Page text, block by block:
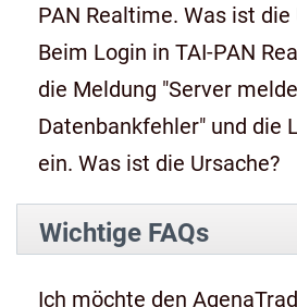
PAN Realtime. Was ist die
Beim Login in TAI-PAN
die Meldung "Server
Datenbankfehler" und die Login Maske friert
ein. Was ist die Ursache?
Wichtige FAQs
Ich möchte den